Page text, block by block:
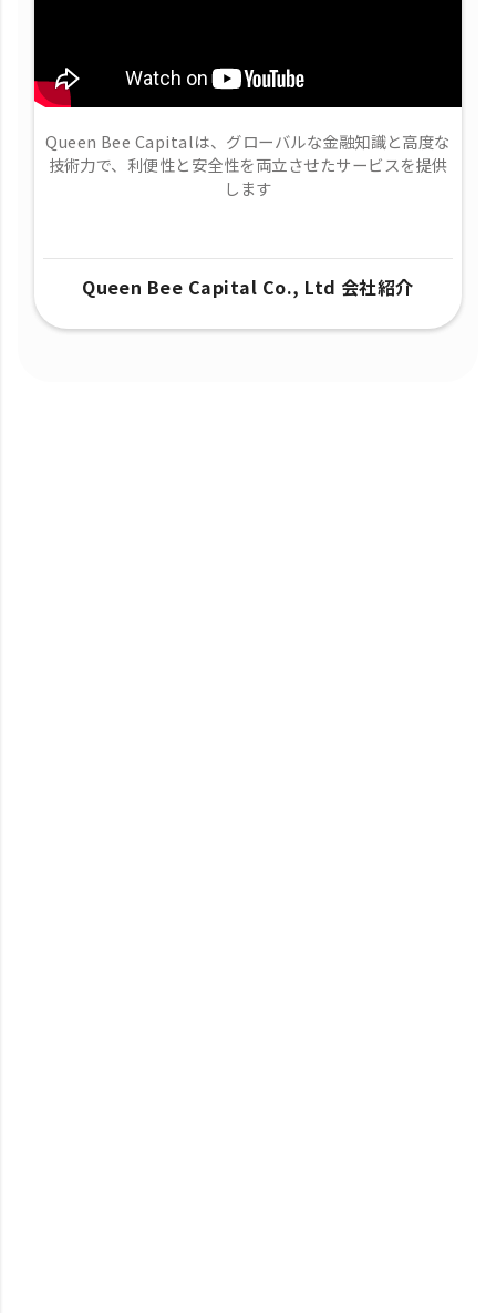
Queen Bee Capitalは、グローバルな金融知識と高度な
技術力で、​利便性と安全性を両立させたサービスを提供
します
Queen Bee Capital Co., Ltd 会社紹介